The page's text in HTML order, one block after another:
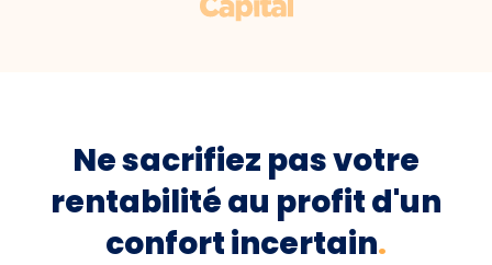
Ne sacrifiez pas votre
rentabilité au profit d'un
confort incertain.